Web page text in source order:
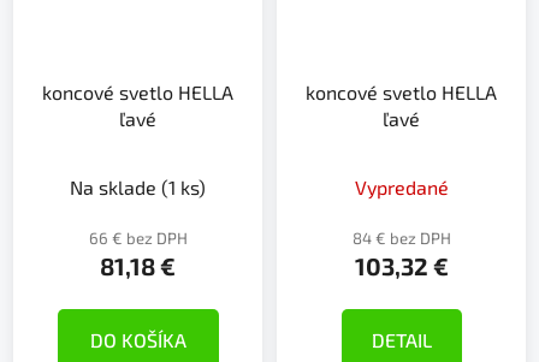
koncové svetlo HELLA
ľavé
Na sklade (1 ks)
66 € bez DPH
81,18 €
DO KOŠÍKA
koncové svetlo HELLA
ľavé
Vypredané
84 € bez DPH
103,32 €
DETAIL